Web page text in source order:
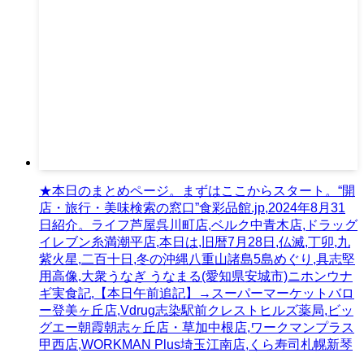
★本日のまとめページ。まずはここからスタート。“開
店・旅行・美味検索の窓口”食彩品館.jp,2024年8月31
日紹介。ライフ芦屋呉川町店,ベルク中青木店,ドラッグ
イレブン糸満潮平店,本日は,旧暦7月28日,仏滅,丁卯,九
紫火星,二百十日,冬の沖縄八重山諸島5島めぐり,具志堅
用高像,大衆うなぎ うなまる(愛知県安城市)ニホンウナ
ギ実食記,【本日午前追記】→スーパーマーケットバロ
ー登美ヶ丘店,Vdrug志染駅前クレストヒルズ薬局,ビッ
グエー朝霞朝志ヶ丘店・草加中根店,ワークマンプラス
甲西店,WORKMAN Plus埼玉江南店,くら寿司札幌新琴